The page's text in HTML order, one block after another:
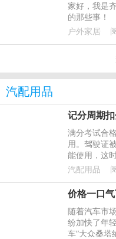
家好，我是
的那些事！
户外家居
汽配用品
记分周期
满分考试合
用。驾驶证
能使用，这
考试，需要
汽配用品
随着汽车市
纷加快了年
车”大众桑塔